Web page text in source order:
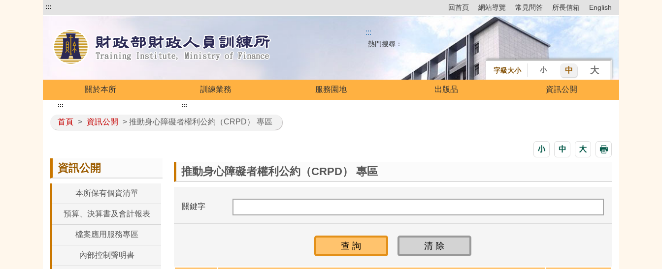
::: 回首頁 網站導覽 常見問答 所長信箱 English
:::
熱門搜尋：
字級大小 小 中 大
關於本所 訓練業務 服務園地 出版品 資訊公開
首頁 > 資訊公開 > 推動身心障礙者權利公約（CRPD） 專區
:::
資訊公開
本所保有個資清單
預算、決算書及會計報表
檔案應用服務專區
內部控制聲明書
:::
推動身心障礙者權利公約（CRPD） 專區
關鍵字